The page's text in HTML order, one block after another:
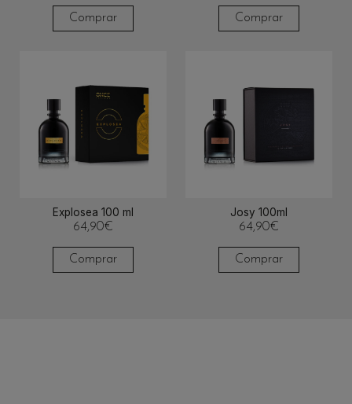
Comprar Comprar
Explosea 100 ml
64,90€
Comprar
Josy 100ml
64,90€
Comprar